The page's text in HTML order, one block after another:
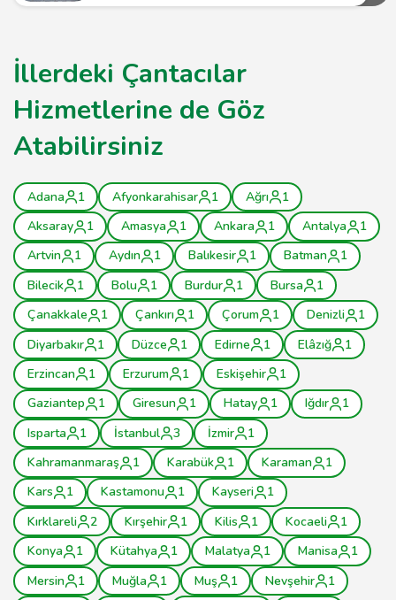
İllerdeki Çantacılar
Hizmetlerine de Göz
Atabilirsiniz
Adana 1 Afyonkarahisar 1 Ağrı
1
Aksaray
1 Amasya 1 Ankara 1 Antalya
1
Artvin
1 Aydın 1 Balıkesir 1 Batman
1
Bilecik
1 Bolu 1 Burdur 1 Bursa
1
Çanakkale
1 Çankırı 1 Çorum 1 Denizli
1
Diyarbakır
1 Düzce 1 Edirne 1 Elâzığ
1
Erzincan
1 Erzurum 1 Eskişehir
1
Gaziantep
1 Giresun 1 Hatay 1 Iğdır
1
Isparta
1 İstanbul 3 İzmir
1
Kahramanmaraş
1 Karabük 1 Karaman
1
Kars
1 Kastamonu 1 Kayseri
1
Kırklareli
2 Kırşehir 1 Kilis 1 Kocaeli
1
Konya
1 Kütahya 1 Malatya 1 Manisa
1
Mersin
1 Muğla 1 Muş 1 Nevşehir
1